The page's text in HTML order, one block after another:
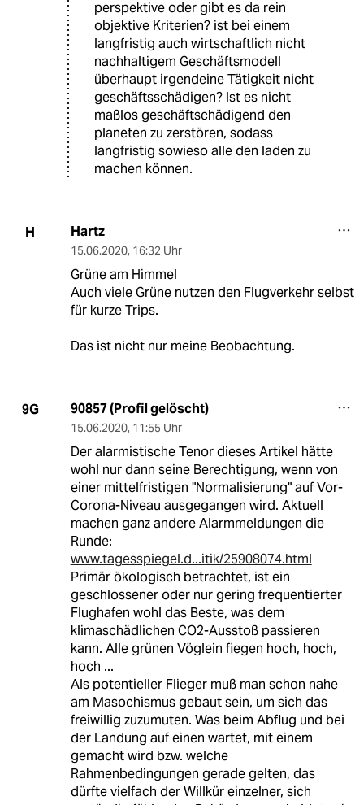
perspektive oder gibt es da rein
objektive Kriterien? ist bei einem
langfristig auch wirtschaftlich nicht
nachhaltigem Geschäftsmodell
überhaupt irgendeine Tätigkeit nicht
geschäftsschädigen? Ist es nicht
maßlos geschäftschädigend den
planeten zu zerstören, sodass
langfristig sowieso alle den laden zu
machen können.
H Hartz
15.06.2020, 16:32 Uhr
Grüne am Himmel
Auch viele Grüne nutzen den Flugverkehr selbst
für kurze Trips.
Das ist nicht nur meine Beobachtung.
9G 90857 (Profil gelöscht)
15.06.2020, 11:55 Uhr
Der alarmistische Tenor dieses Artikel hätte
wohl nur dann seine Berechtigung, wenn von
einer mittelfristigen "Normalisierung" auf Vor-
Corona-Niveau ausgegangen wird. Aktuell
machen ganz andere Alarmmeldungen die
Runde:
www.tagesspiegel.d...itik/25908074.html
Primär ökologisch betrachtet, ist ein
geschlossener oder nur gering frequentierter
Flughafen wohl das Beste, was dem
klimaschädlichen CO2-Ausstoß passieren
kann. Alle grünen Vöglein fiegen hoch, hoch,
hoch ...
Als potentieller Flieger muß man schon nahe
am Masochismus gebaut sein, um sich das
freiwillig zuzumuten. Was beim Abflug und bei
der Landung auf einen wartet, mit einem
gemacht wird bzw. welche
Rahmenbedingungen gerade gelten, das
dürfte vielfach der Willkür einzelner, sich